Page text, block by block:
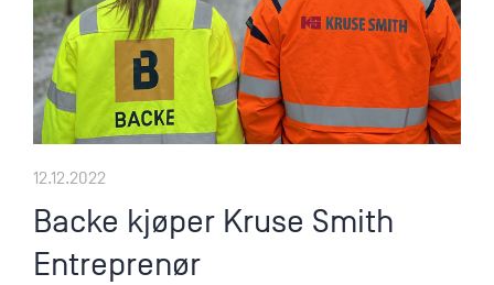
12.12.2022
Backe kjøper Kruse Smith
Entreprenør